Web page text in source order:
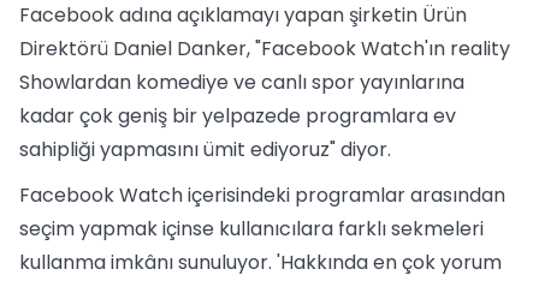
Facebook adına açıklamayı yapan şirketin Ürün
Direktörü Daniel Danker, "Facebook Watch'ın reality
Showlardan komediye ve canlı spor yayınlarına
kadar çok geniş bir yelpazede programlara ev
sahipliği yapmasını ümit ediyoruz" diyor.
Facebook Watch içerisindeki programlar arasından
seçim yapmak içinse kullanıcılara farklı sekmeleri
kullanma imkânı sunuluyor. 'Hakkında en çok yorum